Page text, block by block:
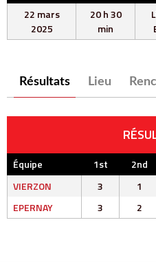
22 mars
2025
20 h 30
min
Résultats Lieu
Équipe 1st 2nd
VIERZON
3 1
EPERNAY
3 2